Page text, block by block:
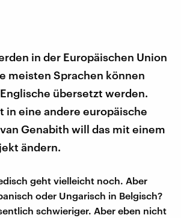
in der Europäischen Union
meisten Sprachen können
übersetzt werden.
in eine andere europäische
Genabith will das mit einem
ändern.
geht vielleicht noch. Aber
oder Ungarisch in Belgisch?
schwieriger. Aber eben nicht